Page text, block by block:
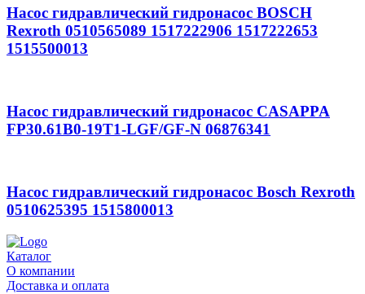
Насос гидравлический гидронасос BOSCH
Rexroth 0510565089 1517222906 1517222653
1515500013
Насос гидравлический гидронасос CASAPPA
FP30.61B0-19T1-LGF/GF-N 06876341
Насос гидравлический гидронасос Bosch Rexroth
0510625395 1515800013
Каталог
О компании
Доставка и оплата